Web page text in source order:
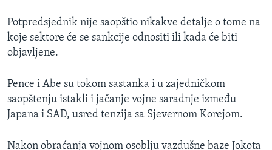
Potpredsjednik nije saopštio nikakve detalje o tome na
koje sektore će se sankcije odnositi ili kada će biti
objavljene.
Pence i Abe su tokom sastanka i u zajedničkom
saopštenju istakli i jačanje vojne saradnje između
Japana i SAD, usred tenzija sa Sjevernom Korejom.
Nakon obraćanja vojnom osoblju vazdušne baze Jokota